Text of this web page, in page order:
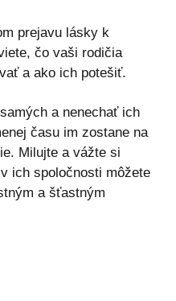
prejavu lásky k
čo vaši rodičia
a ako ich potešiť.
a nenechať ich
času im zostane na
Milujte a vážte si
ich spoločnosti môžete
a šťastným